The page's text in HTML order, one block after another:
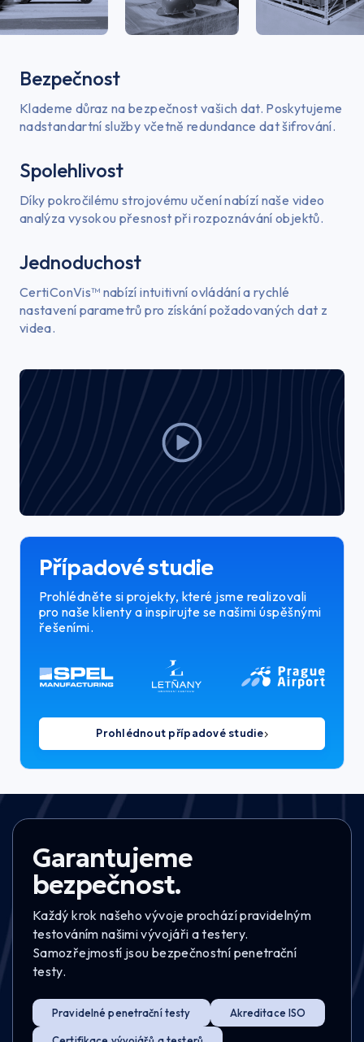
Bezpečnost
Klademe důraz na bezpečnost vašich dat. Poskytujeme
nadstandartní služby včetně redundance dat šifrování.
Spolehlivost
Díky pokročilému strojovému učení nabízí naše video
analýza vysokou přesnost při rozpoznávání objektů.
Jednoduchost
CertiConVis™ nabízí intuitivní ovládání a rychlé
nastavení parametrů pro získání požadovaných dat z
videa.
Případové studie
Prohlédněte si projekty, které jsme realizovali
pro naše klienty a inspirujte se našimi úspěšnými
řešeními.
Prohlédnout případové studie
Garantujeme
bezpečnost.
Každý krok našeho vývoje prochází pravidelným
testováním našimi vývojáři a testery.
Samozřejmostí jsou bezpečnostní penetrační
testy.
Pravidelné penetrační testy Akreditace ISO
Europe